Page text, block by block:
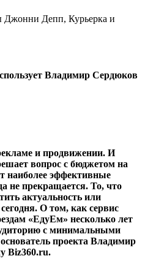
Джонни Депп, Курьерка и
Владимир Сердюков
и продвижении. И
вопрос с бюджетом на
наиболее эффективные
не прекращается. То, что
актуальность или
О том, как сервис
«ЕдуЕм» несколько лет
с минимальными
проекта Владимир
Biz360.ru.